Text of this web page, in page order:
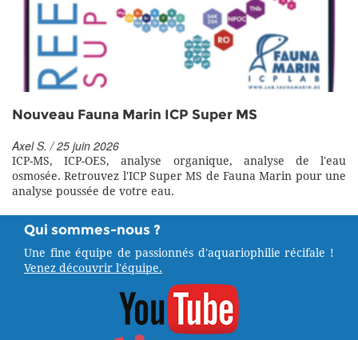
Nouveau Fauna Marin ICP Super MS
Axel S. / 25 juin 2026
ICP-MS, ICP-OES, analyse organique, analyse de l'eau
osmosée. Retrouvez l'ICP Super MS de Fauna Marin pour une
analyse poussée de votre eau.
Qui sommes-nous ?
Une fine équipe de passionnés d'aquariophilie récifale !
Venez découvrir l'équipe.